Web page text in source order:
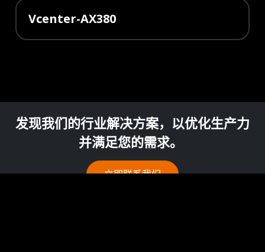
Vcenter-AX380
发现我们的行业解决方案，以优化生产力
并满足您的需求。
立即联系我们